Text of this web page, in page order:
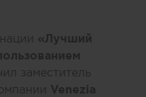
«Лучший
заместитель
Venezia